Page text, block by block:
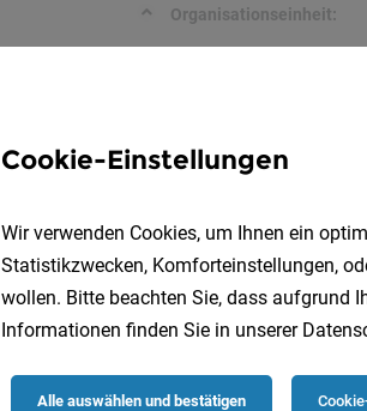
Organisationseinheit:
Oberösterreichische
Fachärztin/-arzt
Gehalt & Benefits
Cookie-Einstellungen
Wir verwenden Cookies, um Ihnen ein
Statistikzwecken, Komforteinstellungen,
wollen. Bitte beachten Sie, dass aufgrund
Informationen finden Sie in unserer
Alle auswählen und bestätigen